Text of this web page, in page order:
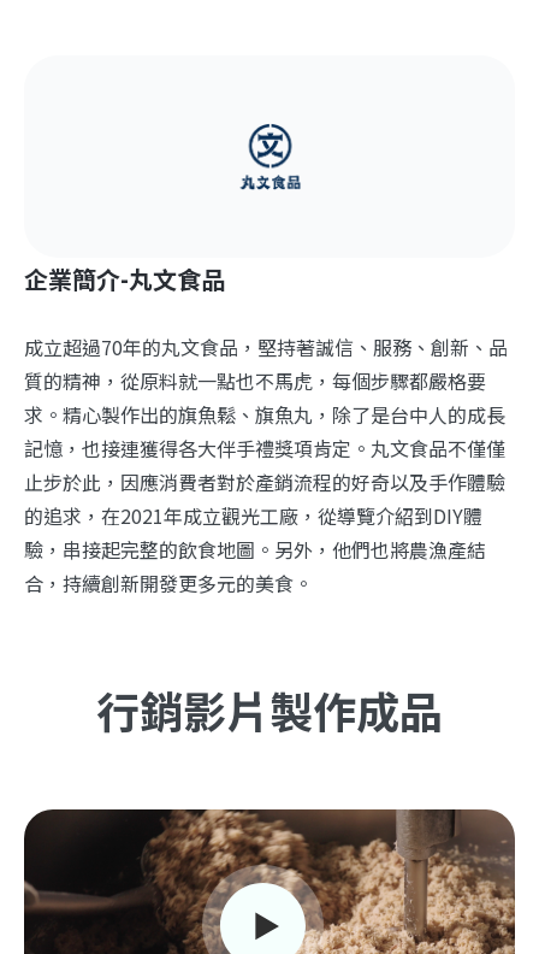
企業簡介-丸文食品
成立超過70年的丸文食品，堅持著誠信、服務、創新、品
質的精神，從原料就一點也不馬虎，每個步驟都嚴格要
求。精心製作出的旗魚鬆、旗魚丸，除了是台中人的成長
記憶，也接連獲得各大伴手禮獎項肯定。丸文食品不僅僅
止步於此，因應消費者對於產銷流程的好奇以及手作體驗
的追求，在2021年成立觀光工廠，從導覽介紹到DIY體
驗，串接起完整的飲食地圖。另外，他們也將農漁產結
合，持續創新開發更多元的美食。
行銷影片製作成品